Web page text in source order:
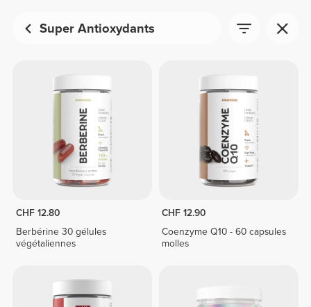
Super Antioxydants
CHF 12.80
Berbérine 30 gélules
végétaliennes
CHF 12.90
Coenzyme Q10 - 60 capsules
molles